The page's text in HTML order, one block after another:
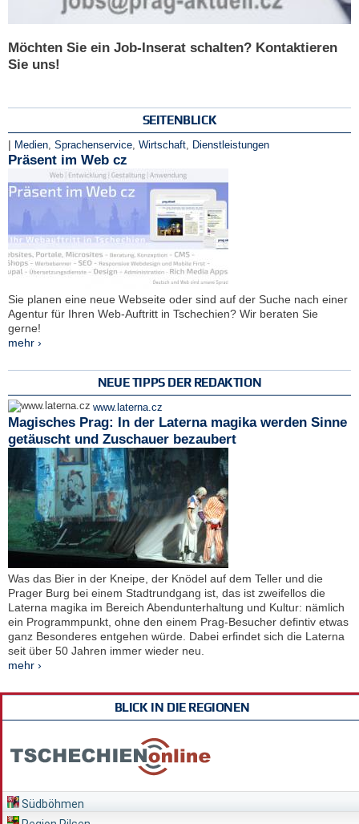
Möchten Sie ein Job-Inserat schalten? Kontaktieren
Sie uns!
SEITENBLICK
| Medien, Sprachenservice, Wirtschaft, Dienstleistungen
Präsent im Web cz
Sie planen eine neue Webseite oder sind auf der Suche nach einer
Agentur für Ihren Web-Auftritt in Tschechien? Wir beraten Sie
gerne!
mehr ›
NEUE TIPPS DER REDAKTION
www.laterna.cz
Magisches Prag: In der Laterna magika werden Sinne
getäuscht und Zuschauer bezaubert
Was das Bier in der Kneipe, der Knödel auf dem Teller und die
Prager Burg bei einem Stadtrundgang ist, das ist zweifellos die
Laterna magika im Bereich Abendunterhaltung und Kultur: nämlich
ein Programmpunkt, ohne den einem Prag-Besucher defintiv etwas
ganz Besonderes entgehen würde. Dabei erfindet sich die Laterna
seit über 50 Jahren immer wieder neu.
mehr ›
BLICK IN DIE REGIONEN
Südböhmen